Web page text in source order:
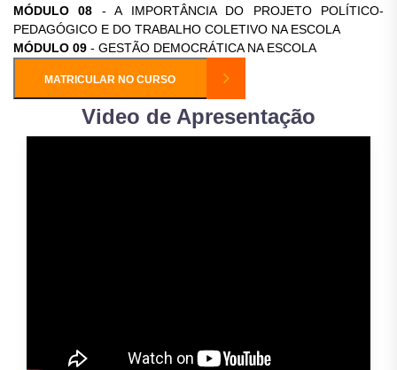
MÓDULO 08 - A IMPORTÂNCIA DO PROJETO POLÍTICO-
PEDAGÓGICO E DO TRABALHO COLETIVO NA ESCOLA
MÓDULO 09 - GESTÃO DEMOCRÁTICA NA ESCOLA
MATRICULAR NO CURSO
Video de Apresentação